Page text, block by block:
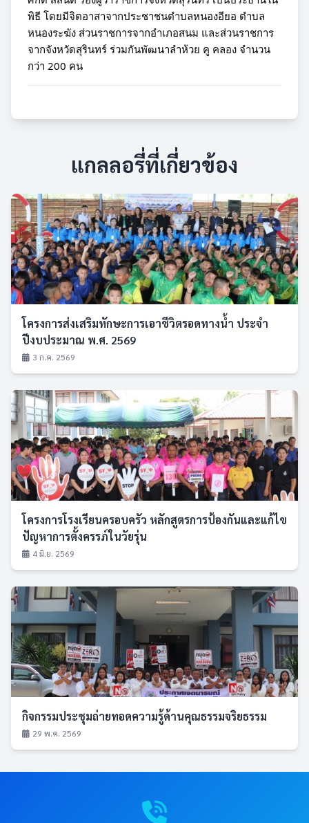
พิธี โดยมีจิตอาสาจากประชาชนตำบลหนองอียอ ตำบล
หนองระฆัง ส่วนราชการจากอำเภอสนม และส่วนราชการ
จากจังหวัดสุรินทร์ ร่วมกันพัฒนาลำห้วย คู คลอง จำนวน
กว่า 200 คน
แกลลอรี่ที่เกี่ยวข้อง
โครงการส่งเสริมทักษะการเอาชีวิตรอดทางน้ำ ประจำ
ปีงบประมาณ พ.ศ. 2569
3 ก.ค. 2569
โครงการโรงเรียนครอบครัว หลักสูตรการป้องกันและแก้ไข
ปัญหาการตั้งครรภ์ในวัยรุ่น
4 มิ.ย. 2569
กิจกรรมประชุมถ่ายทอดความรู้ด้านคุณธรรมจริยธรรม
29 พ.ค. 2569